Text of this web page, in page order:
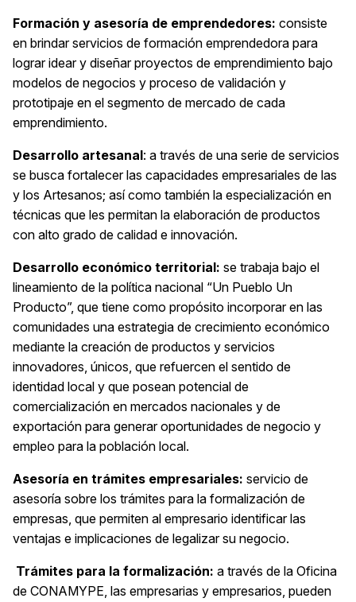
Formación y asesoría de emprendedores: consiste
en brindar servicios de formación emprendedora para
lograr idear y diseñar proyectos de emprendimiento bajo
modelos de negocios y proceso de validación y
prototipaje en el segmento de mercado de cada
emprendimiento.
Desarrollo artesanal: a través de una serie de servicios
se busca fortalecer las capacidades empresariales de las
y los Artesanos; así como también la especialización en
técnicas que les permitan la elaboración de productos
con alto grado de calidad e innovación.
Desarrollo económico territorial: se trabaja bajo el
lineamiento de la política nacional “Un Pueblo Un
Producto”, que tiene como propósito incorporar en las
comunidades una estrategia de crecimiento económico
mediante la creación de productos y servicios
innovadores, únicos, que refuercen el sentido de
identidad local y que posean potencial de
comercialización en mercados nacionales y de
exportación para generar oportunidades de negocio y
empleo para la población local.
Asesoría en trámites empresariales: servicio de
asesoría sobre los trámites para la formalización de
empresas, que permiten al empresario identificar las
ventajas e implicaciones de legalizar su negocio.
Trámites para la formalización: a través de la Oficina
de CONAMYPE, las empresarias y empresarios, pueden